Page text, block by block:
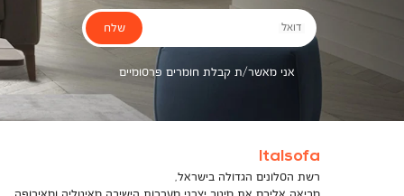
דואל
אני מאשר/ת קבלת חומרים פרסומיים
שלח
Italsofa
רשת הסלונים הגדולה בישראל,